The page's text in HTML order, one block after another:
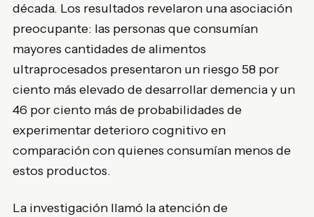
década. Los resultados revelaron una asociación
preocupante: las personas que consumían
mayores cantidades de alimentos
ultraprocesados presentaron un riesgo 58 por
ciento más elevado de desarrollar demencia y un
46 por ciento más de probabilidades de
experimentar deterioro cognitivo en
comparación con quienes consumían menos de
estos productos.
La investigación llamó la atención de